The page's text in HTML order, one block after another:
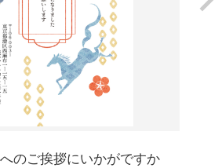
のご挨拶にいかがですか